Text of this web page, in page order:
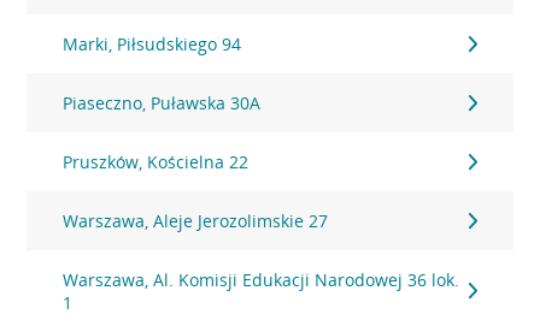
Marki, Piłsudskiego 94
Piaseczno, Puławska 30A
Pruszków, Kościelna 22
Warszawa, Aleje Jerozolimskie 27
Warszawa, Al. Komisji Edukacji Narodowej 36 lok.
1